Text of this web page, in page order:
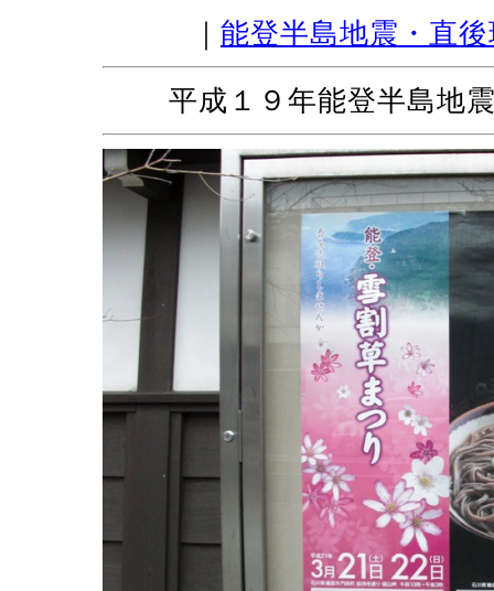
能登半島地震・直
平成１９年能登半島地